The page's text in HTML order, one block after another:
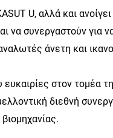
U, αλλά και
να συνεργαστούν για
άνετη και
στον τομέα
διεθνή